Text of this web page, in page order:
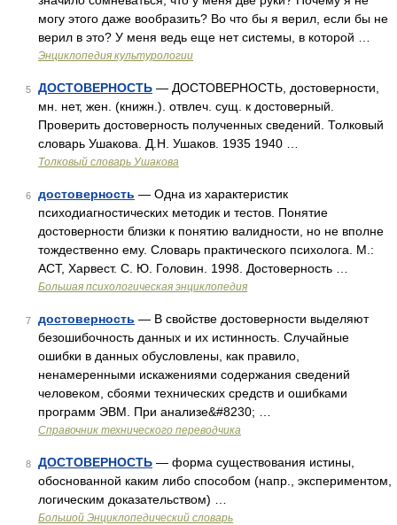
могу этого даже вообразить? Во что бы я верил, если бы не
верил в это? У меня ведь еще нет системы, в которой …
Энциклопедия культурологии
5 ДОСТОВЕРНОСТЬ — ДОСТОВЕРНОСТЬ, достоверности,
мн. нет, жен. (книжн.). отвлеч. сущ. к достоверный.
Проверить достоверность полученных сведений. Толковый
словарь Ушакова. Д.Н. Ушаков. 1935 1940 …
Толковый словарь Ушакова
6 достоверность — Одна из характеристик
психодиагностических методик и тестов. Понятие
достоверности близки к понятию валидности, но не вполне
тождественно ему. Словарь практического психолога. М.:
АСТ, Харвест. С. Ю. Головин. 1998. Достоверность …
Большая психологическая энциклопедия
7 достоверность — В свойстве достоверности выделяют
безошибочность данных и их истинность. Случайные
ошибки в данных обусловлены, как правило,
ненамеренными искажениями содержания сведений
человеком, сбоями технических средств и ошибками
программ ЭВМ. При анализе&#8230; …
Справочник технического переводчика
8 ДОСТОВЕРНОСТЬ — форма существования истины,
обоснованной каким либо способом (напр., экспериментом,
логическим доказательством) …
Большой Энциклопедический словарь